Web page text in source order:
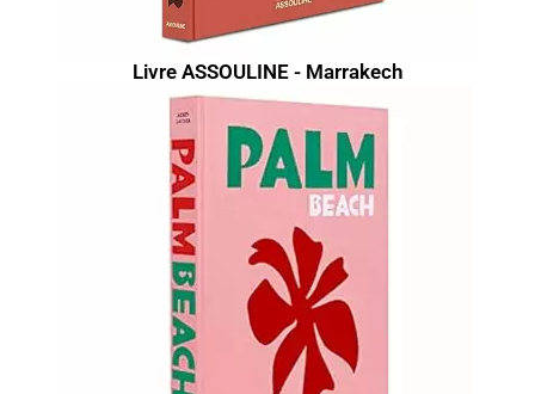
Livre ASSOULINE - Marrakech